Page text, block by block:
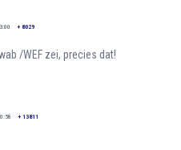
+ 8029
/WEF zei, precies dat!
+ 13811